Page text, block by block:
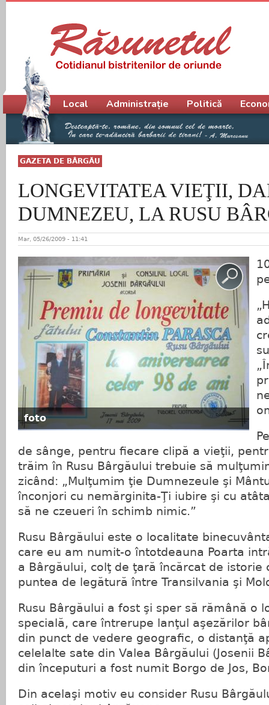
GAZETA DE BÂRGĂU
LONGEVITATEA VIEŢII,
DUMNEZEU, LA RUSU
Mar, 05/26/2009 - 11:41
foto
de sânge, pentru fiecare clipă a vieţii,
trăim în Rusu Bârgăului trebuie să
zicând: „Mulţumim ţie Dumnezeule şi
înconjori cu nemărginita-Ţi iubire şi cu
să ne czeueri în schimb nimic.”
Rusu Bârgăului este o localitate
care eu am numit-o întotdeauna Poarta
a Bârgăului, colţ de ţară încărcat de istorie
puntea de legătură între Transilvania şi
Rusu Bârgăului a fost şi sper să rămână o
specială, care întrerupe lanţul aşezărilor
din punct de vedere geografic, o distanţă
celelalte sate din Valea Bârgăului (Josenii
din începuturi a fost numit Borgo de Jos,
Din acelaşi motiv eu consider Rusu
Meniu principal
Local Administrație Politică